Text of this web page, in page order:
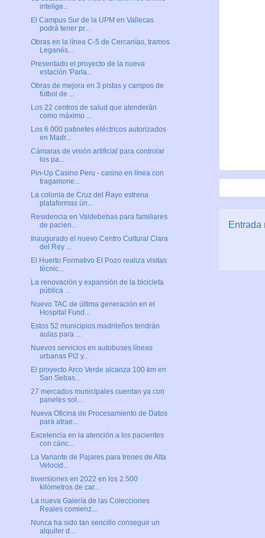
Entrada
intelige...
El Campus Sur de la UPM en Vallecas
podrá tener pr...
Obras en la línea C-5 de Cercanías, tramos
Leganés...
Presentado el proyecto de la nueva
estación 'Parla...
Obras de mejora en 3 pistas y campos de
fútbol de ...
Los 22 centros de salud que atenderán
como máximo ...
Los 6.000 patinetes eléctricos autorizados
en Madr...
Cámaras de visión artificial para controlar
los pa...
Pin-Up Casino Peru - casino en línea con
tragamone...
La colonia de Cruz del Rayo estrena
plataformas ún...
Residencia en Valdebebas para familiares
de pacien...
Inaugurado el nuevo Centro Cultural Clara
del Rey ...
El Huerto Formativo El Pozo realiza visitas
técnic...
La renovación y expansión de la bicicleta
pública ...
Nuevo TAC de última generación en el
Hospital Fund...
Estos 52 municipios madrileños tendrán
aulas para ...
Nuevos servicios en autobuses líneas
urbanas Pi2 y...
El proyecto Arco Verde alcanza 100 km en
San Sebas...
27 mercados municipales cuentan ya con
paneles sol...
Nueva Oficina de Procesamiento de Datos
para atrae...
Excelencia en la atención a los pacientes
con cánc...
La Variante de Pajares para trenes de Alta
Velocid...
Inversiones en 2022 en los 2.500
kilómetros de car...
La nueva Galería de las Colecciones
Reales comienz...
Nunca ha sido tan sencillo conseguir un
alquiler d...